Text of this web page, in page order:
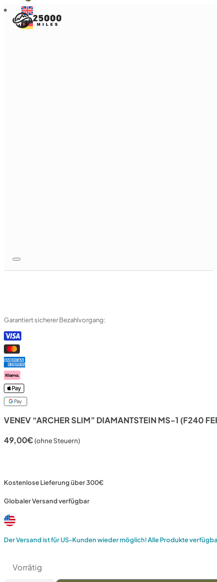
VENEV “ARCHER SLIM” DIAMANTSTEIN MS-1 (F240
49,00€(ohne Steuern)
Kostenlose Lieferung über 300€
Globaler Versand verfügbar
Der Versand ist für US-Kunden wieder möglich! Alle Produkte
Vorrätig
Garantiert sicherer Bezahlvorgang: